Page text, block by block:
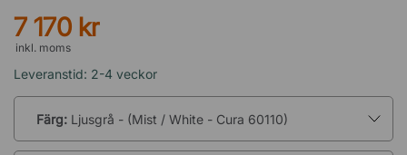
7 170 kr
inkl. moms
Leveranstid: 2-4 veckor
Färg: Ljusgrå - (Mist / White - Cura 60110)